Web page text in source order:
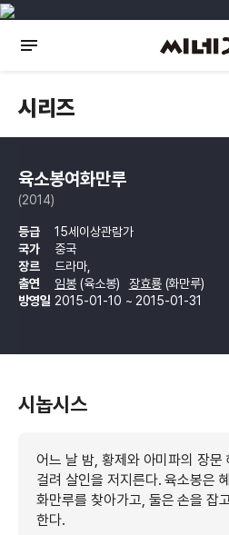
시리즈
육소봉여화만루
(2014)
등급
15세이상관람가
국가
중국
장르
드라마,
출연
임봉(육소봉) 장효룡(화만루)
방영일 2015-01-10 ~ 2015-01-31
시놉시스
어느 날 밤, 황제와 아미파의 장문
걸려 살인을 저지른다. 육소봉은
화만루를 찾아가고, 둘은 손을 잡
한다.